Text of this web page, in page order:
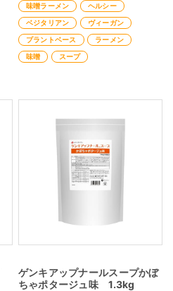
味噌ラーメン
ヘルシー
ベジタリアン
ヴィーガン
プラントベース
ラーメン
味噌
スープ
ゲンキアップナールスープかぼ
ちゃポタージュ味 1.3kg